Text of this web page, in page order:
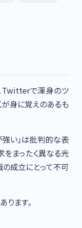
Twitterで渾身のツ
が身に覚えのあるも
強い」は批判的な表
をまったく異なる光
成立にとって不可
ります。